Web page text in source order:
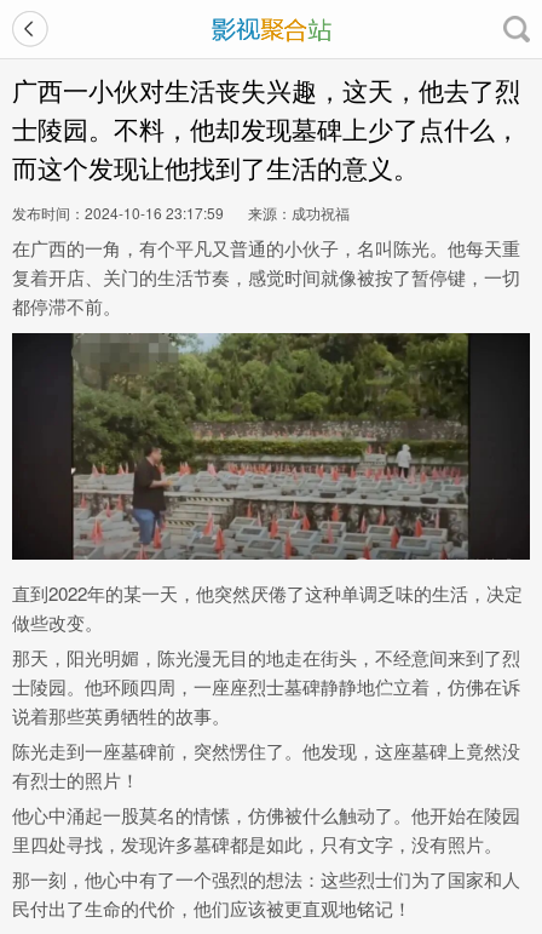
广西一小伙对生活丧失兴趣，这天，他去了烈
士陵园。不料，他却发现墓碑上少了点什么，
而这个发现让他找到了生活的意义。
发布时间：2024-10-16 23:17:59 来源：成功祝福
在广西的一角，有个平凡又普通的小伙子，名叫陈光。他每天重
复着开店、关门的生活节奏，感觉时间就像被按了暂停键，一切
都停滞不前。
直到2022年的某一天，他突然厌倦了这种单调乏味的生活，决定
做些改变。
那天，阳光明媚，陈光漫无目的地走在街头，不经意间来到了烈
士陵园。他环顾四周，一座座烈士墓碑静静地伫立着，仿佛在诉
说着那些英勇牺牲的故事。
陈光走到一座墓碑前，突然愣住了。他发现，这座墓碑上竟然没
有烈士的照片！
他心中涌起一股莫名的情愫，仿佛被什么触动了。他开始在陵园
里四处寻找，发现许多墓碑都是如此，只有文字，没有照片。
那一刻，他心中有了一个强烈的想法：这些烈士们为了国家和人
民付出了生命的代价，他们应该被更直观地铭记！